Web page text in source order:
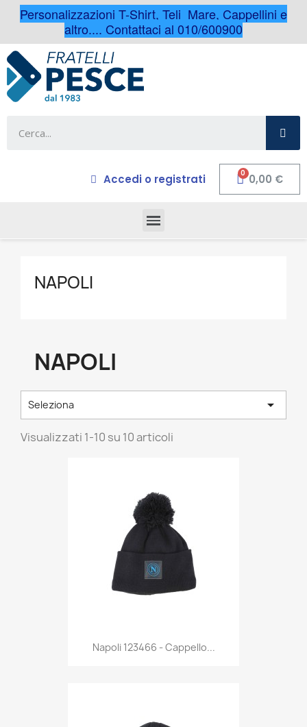
Personalizzazioni T-Shirt, Teli Mare, Cappellini e
altro.... Contattaci al 010/600900
Accedi o registrati 0,00 €
NAPOLI
NAPOLI
Seleziona 
Visualizzati 1-10 su 10 articoli
Anteprima
Napoli 123466 - Cappello...